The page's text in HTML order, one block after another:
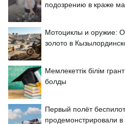
подозрению в краже
Мотоциклы и оружие:
золото в
Мемлекеттік білім
болды
Первый полёт
продемонстрировали